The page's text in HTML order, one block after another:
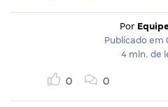
Por
Publicado em
4 min. de
0 0